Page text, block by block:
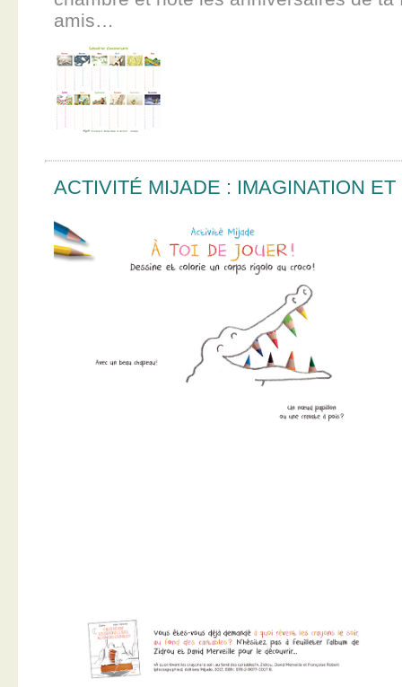
amis…
ACTIVITÉ MIJADE : IMAGINATION